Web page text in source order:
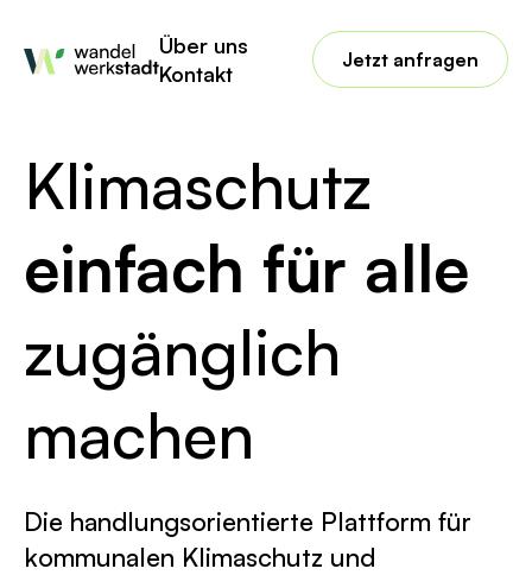
Über uns
Kontakt
Jetzt anfragen
Klimaschutz
einfach für alle
zugänglich
machen
Die handlungsorientierte Plattform für
kommunalen Klimaschutz und